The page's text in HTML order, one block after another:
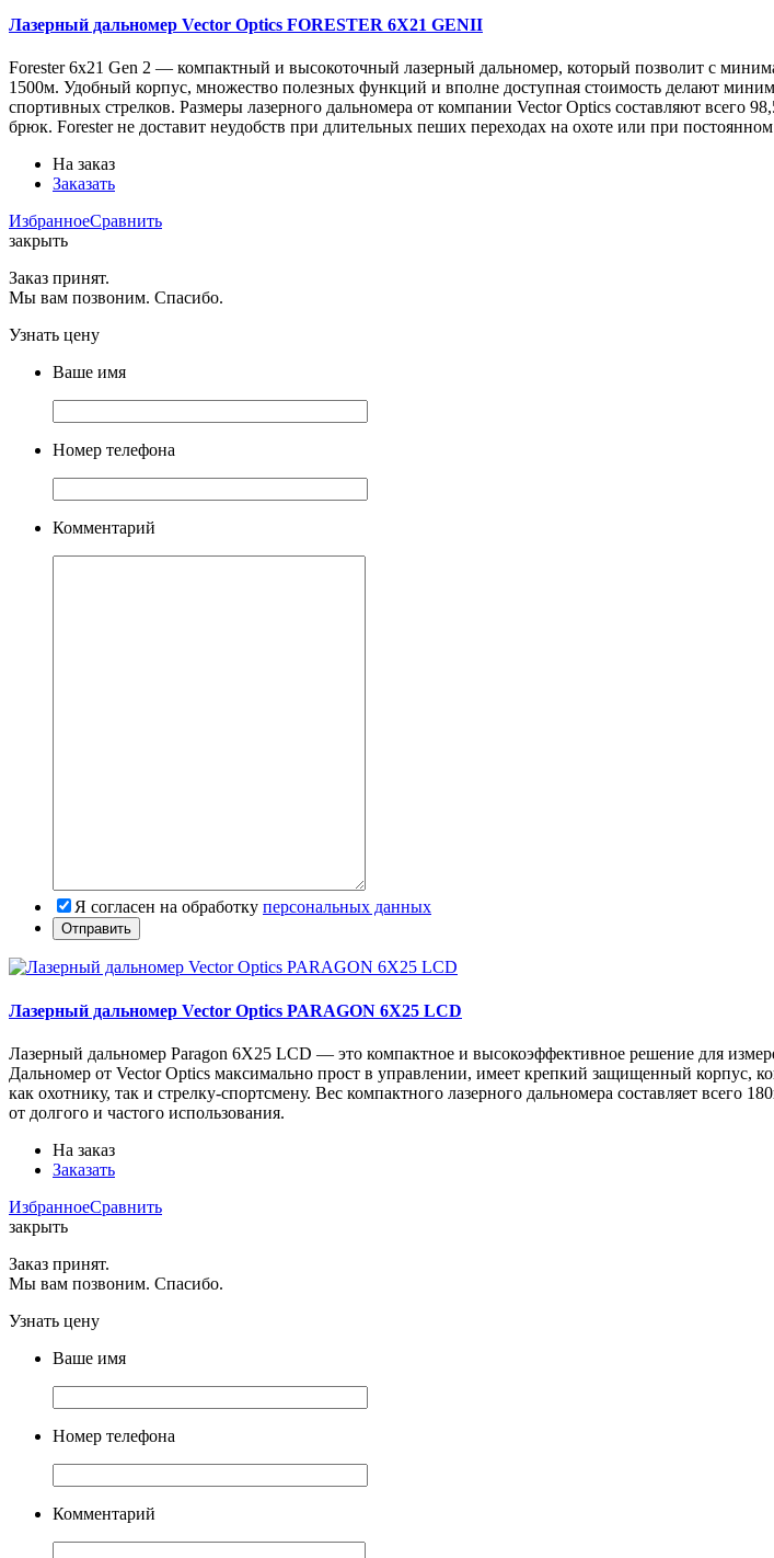
Лазерный дальномер Vector Optics FORESTER 6X21 GENII
Forester 6x21 Gen 2 — компактный и высокоточный лазерный дальномер, который позволит с
1500м. Удобный корпус, множество полезных функций и вполне доступная стоимость делают
спортивных стрелков. Размеры лазерного дальномера от компании Vector Optics составляют всего
брюк. Forester не доставит неудобств при длительных пеших переходах на охоте или при
На заказ
Заказать
ИзбранноеСравнить
закрыть
Заказ принят.
Мы вам позвоним. Спасибо.
Узнать цену
Ваше имя
Номер телефона
Комментарий
Я согласен на обработку персональных данных
Лазерный дальномер Vector Optics PARAGON 6X25 LCD
Лазерный дальномер Paragon 6X25 LCD — это компактное и высокоэффективное решение для
Дальномер от Vector Optics максимально прост в управлении, имеет крепкий защищенный корпус,
как охотнику, так и стрелку-спортсмену. Вес компактного лазерного дальномера составляет
от долгого и частого использования.
На заказ
Заказать
ИзбранноеСравнить
закрыть
Заказ принят.
Мы вам позвоним. Спасибо.
Узнать цену
Ваше имя
Номер телефона
Комментарий